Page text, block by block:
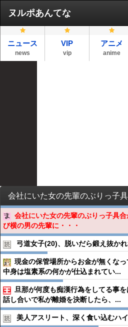
ヌルポあんてな
ニュース
news
VIP
vip
アニメ
anime
会社にいた女の先輩のぶりっ子具
び横の男の先輩に・・・
弓道女子(20)、脱いだら鍛え抜か
現金の保管場所からお金が無くな
中身は塩素系の何かが仕込まれてい...
旦那が何度も痴漢行為をしてる事を
話し合いで私が離婚を決断したら、...
美人アスリート、深く食い込むハ